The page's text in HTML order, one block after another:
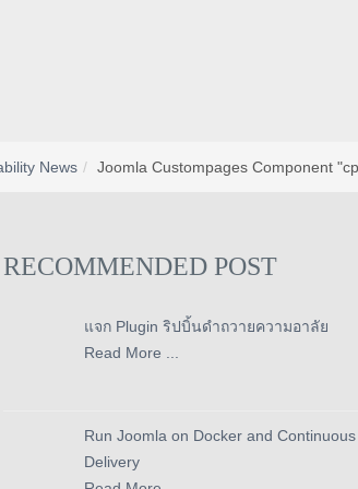
News Joomla Custompages Component
RECOMMENDED POST
แจก Plugin ริปบิ้นดำถวายความอาลัย
Read More ...
Run Joomla on Docker and Continuous
Delivery